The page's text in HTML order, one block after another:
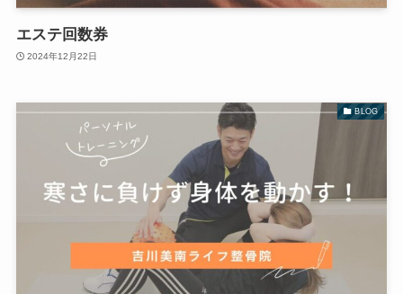
エステ回数券
2024年12月22日
BLOG